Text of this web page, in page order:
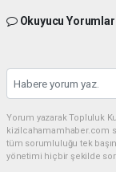
Okuyucu
Yorum yazarak Topluluk
kizilcahamamhaber.com
tüm sorumluluğu tek
yönetimi hiçbir şekilde